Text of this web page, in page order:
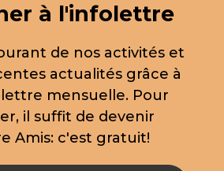
à l'infolettre
de nos activités et
actualités grâce à
mensuelle. Pour
il suffit de devenir
Amis: c'est gratuit!